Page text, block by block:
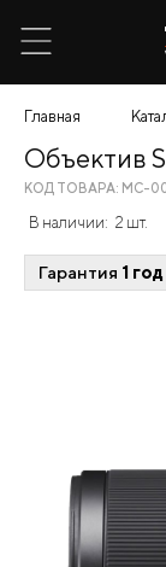
Главная
Объектив
КОД ТОВАРА: МС-
В наличии: 2 шт.
Гарантия 1 год